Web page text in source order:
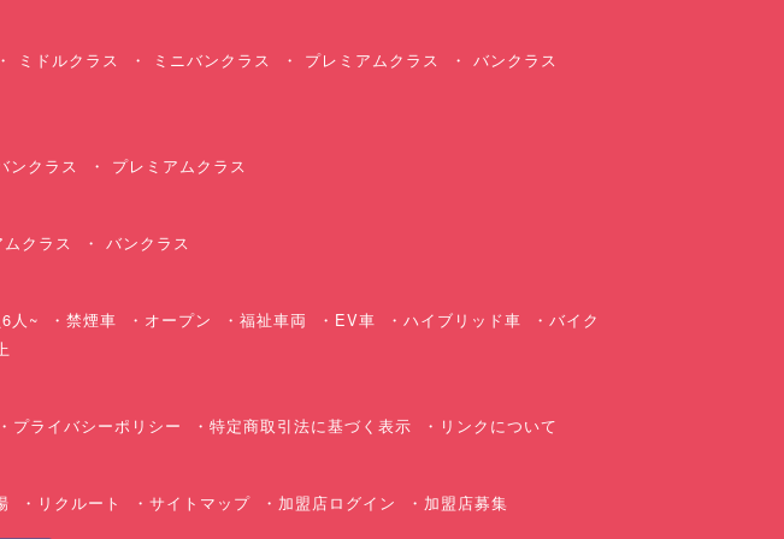
ミドルクラス ミニバンクラス プレミアムクラス
バンクラス
ンクラス プレミアムクラス
クラス バンクラス
人~ 禁煙車 オープン 福祉車両 EV車 ハイブリッド車
バイク
プライバシーポリシー 特定商取引法に基づく表示 リンクについて
リクルート サイトマップ 加盟店ログイン 加盟店募集